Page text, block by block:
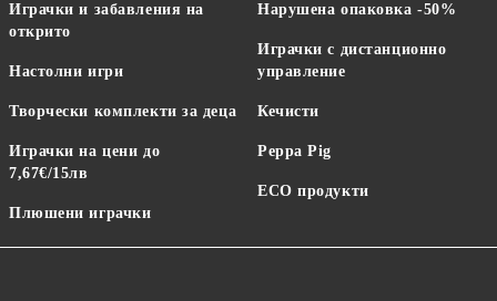
Играчки и забавления на
открито
Настолни игри
Творчески комплекти за деца
Играчки на цени до
7,67€/15лв
Плюшени играчки
Нарушена опаковка -50%
Играчки с дистанционно
управление
Кечисти
Peppa Pig
ECO продукти